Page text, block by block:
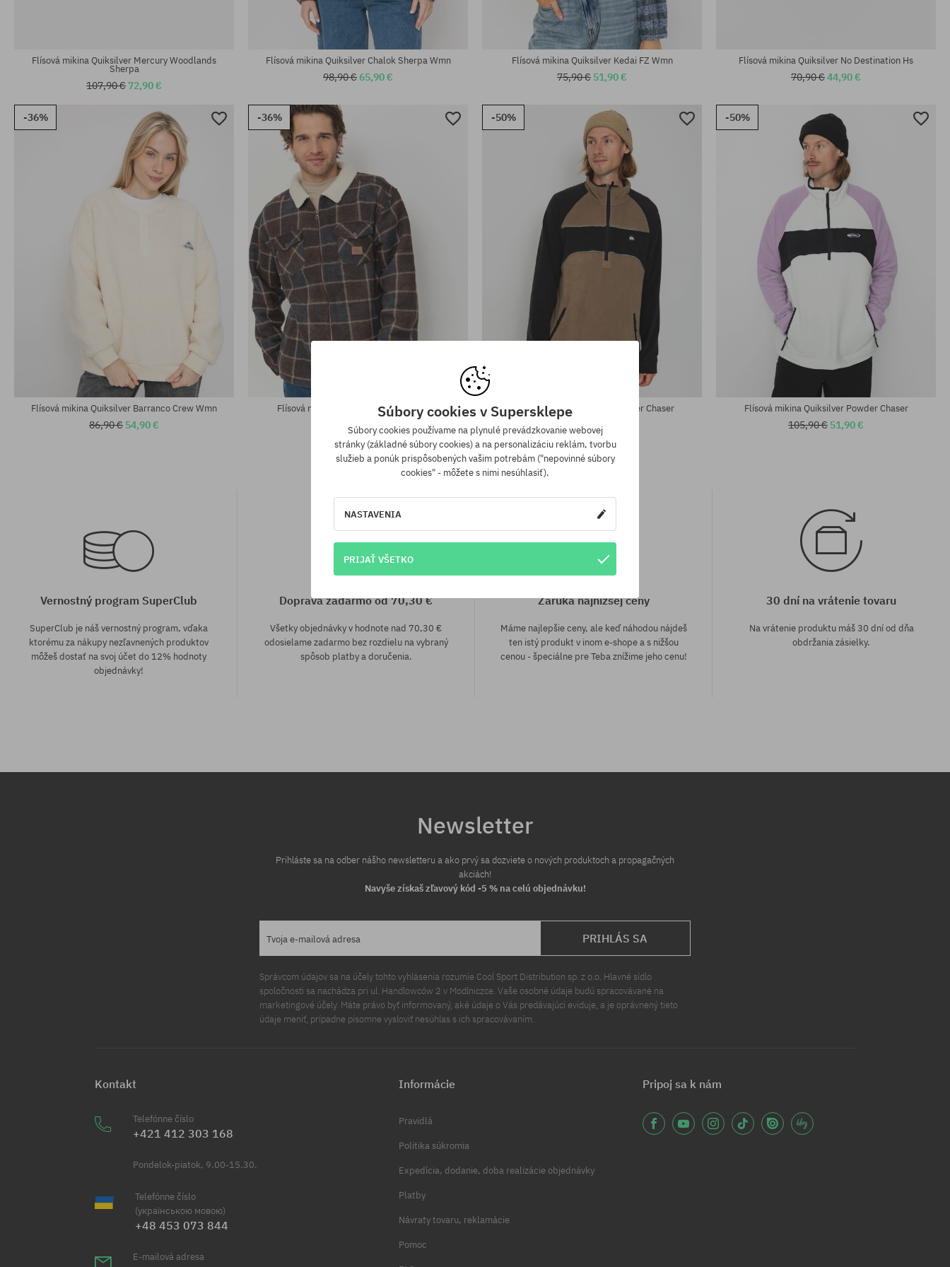
Flísová mikina Quiksilver Mercury Woodlands
Sherpa
107,90 € 72,90 €
Dostupné veľkosti:
Flísová mikina Quiksilver Chalok Sherpa Wmn
98,90 €65,90 €
XS; S; M
Flísová mikina Quiksilver Kedai FZ Wmn
75,90 € 51,90 €
Dostupné veľkosti:
Flísová mikina Quiksilver No Destination Hs
70,90 €44,90 €
-36%
Flísová mikina Quiksilver Barranco Crew Wmn
86,90 € 54,90 €
-36%
Flísová mikina Quiksilver Sherpa Jacket
107,90 € 68,90 €
-50%
Flísová mikina Quiksilver Powder Chaser
105,90 € 51,90 €
-50%
Flísová mikina Quiksilver Powder Chaser
105,90 € 51,90 €
Vernostný program SuperClub
SuperClub je náš vernostný program, vďaka
ktorému za nákupy nezľavnených produktov
môžeš dostať na svoj účet do 12% hodnoty
objednávky!
Doprava zadarmo od 70,30 €
Všetky objednávky v hodnote nad 70,30 €
odosielame zadarmo bez rozdielu na vybraný
spôsob platby a doručenia.
Záruka najnižšej ceny
Máme najlepšie ceny, ale keď náhodou nájdeš
ten istý produkt v inom e-shope a s nižšou
cenou - špeciálne pre Teba znížime jeho cenu!
30 dní na vrátenie tovaru
Na vrátenie produktu máš 30 dní od dňa
obdržania zásielky.
Newsletter
Prihláste sa na odber nášho newsletteru a ako prvý sa dozviete o nových produktoch a propagačných
akciách!
Navyše získaš zľavový kód -5 % na celú objednávku!
Tvoja e-mailová adresa PRIHLÁS SA
Správcom údajov sa na účely tohto vyhlásenia rozumie Cool Sport Distribution sp. z o.o. Hlavné sídlo
spoločnosti sa nachádza pri ul. Handlowców 2 v Modlniczce. Vaše osobné údaje budú spracovávané na
marketingové účely. Máte právo byť informovaný, aké údaje o Vás predávajúci eviduje, a je oprávnený tieto
údaje meniť, prípadne písomne vysloviť nesúhlas s ich spracovávaním.
Kontakt
Telefónne číslo
+421 412 303 168
Pondelok-piatok, 9.00-15.30.
Telefónne číslo
(українською мовою)
+48 453 073 844
E-mailová adresa
Informácie
Pravidlá
Politika súkromia
Expedícia, dodanie, doba realizácie objednávky
Platby
Návraty tovaru, reklamácie
Pomoc
Pripoj sa k nám
Súbory cookies v Supersklepe
Súbory cookies používame na plynulé prevádzkovanie webovej
stránky (základné súbory cookies) a na personalizáciu reklám, tvorbu
služieb a ponúk prispôsobených vašim potrebám ("nepovinné súbory
cookies" - môžete s nimi nesúhlasiť).
NASTAVENIA
PRIJAŤ VŠETKO